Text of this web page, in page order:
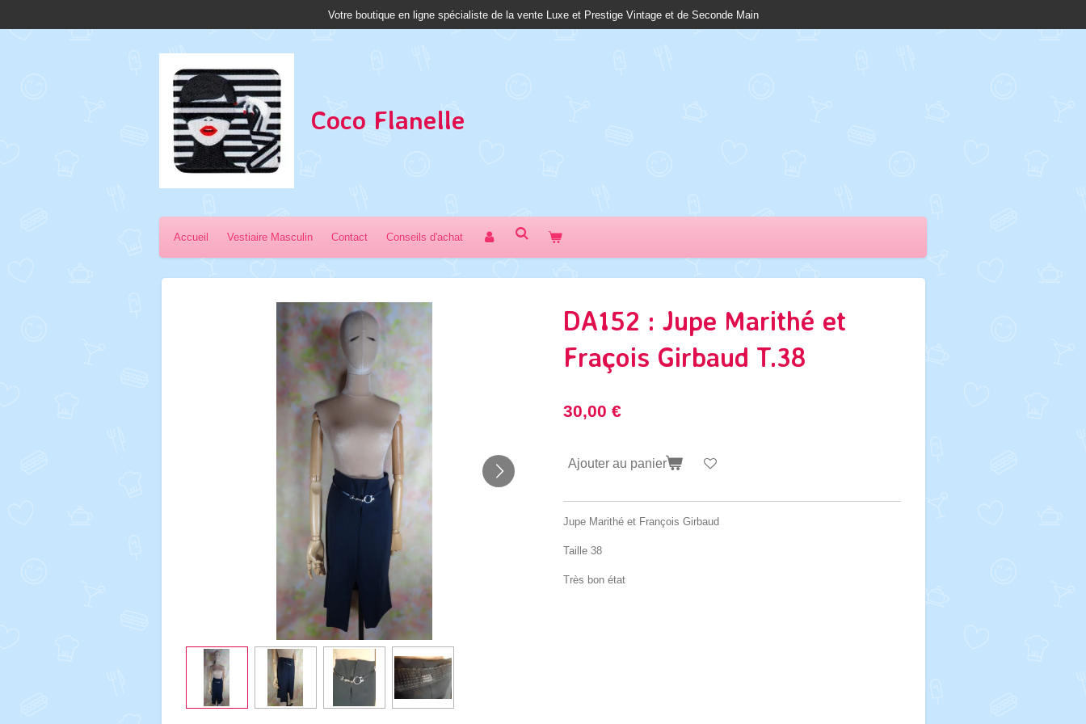
Votre boutique en ligne spécialiste de la vente Luxe et Prestige Vintage et de Seconde Main
Coco Flanelle
Accueil Vestiaire Masculin Contact Conseils d'achat
DA152 : Jupe Marithé et
Fraçois Girbaud T.38
30,00 €
Ajouter au panier
Jupe Marithé et François Girbaud
Taille 38
Très bon état